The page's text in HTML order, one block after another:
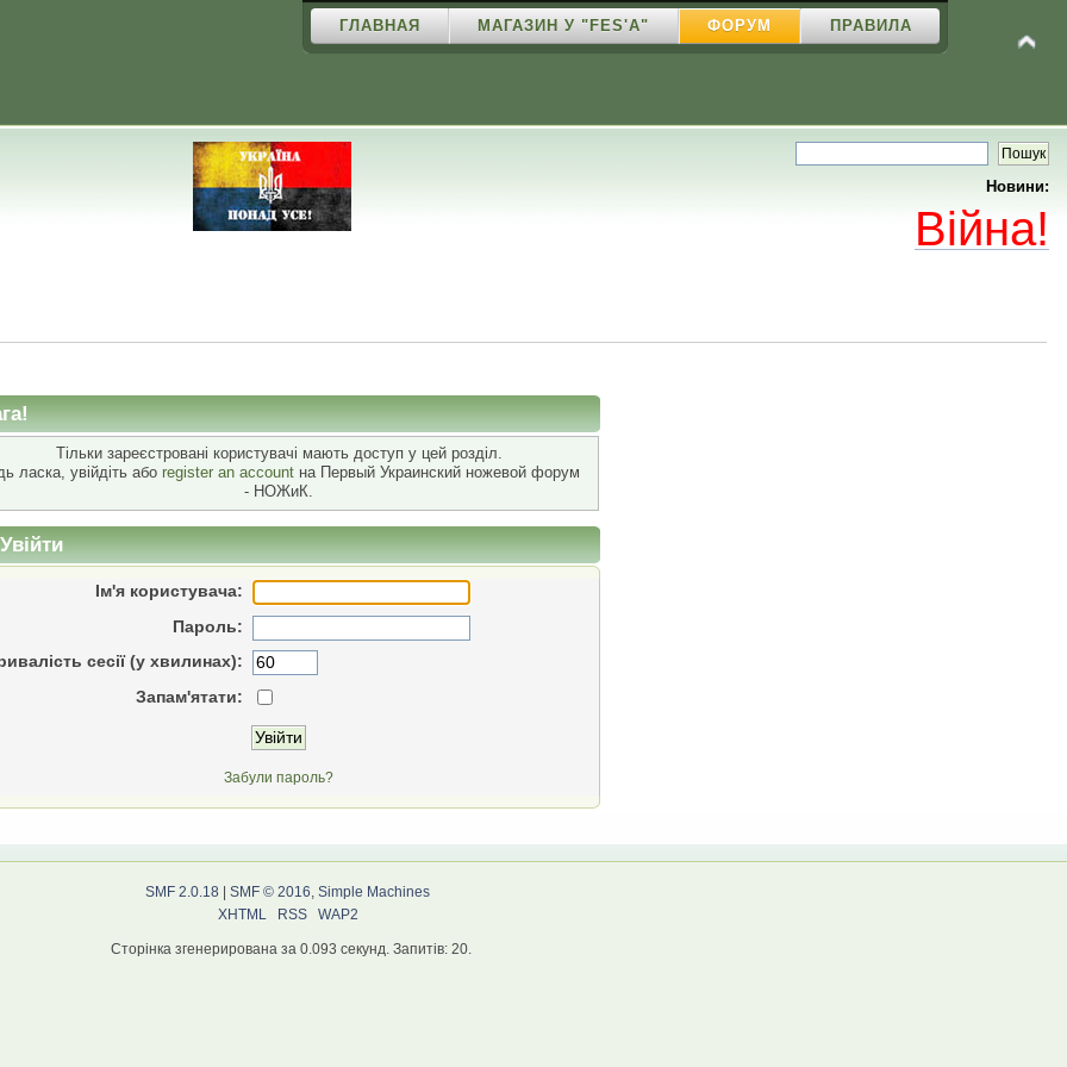
ГЛАВНАЯ МАГАЗИН У "FES'A" ФОРУМ ПРАВИЛА
Новини:
Війна!
Тільки зареєстровані користувачі мають доступ у цей розділ.
ласка, увійдіть або register an account на Первый Украинский ножевой форум
- НОЖиК.
Ім'я користувача:
Пароль:
сесії (у хвилинах):
Запам'ятати:
Забули пароль?
SMF 2.0.18 SMF © 2016 Simple Machines
XHTML
RSS WAP2
Сторінка згенерирована за 0.093 секунд. Запитів: 20.